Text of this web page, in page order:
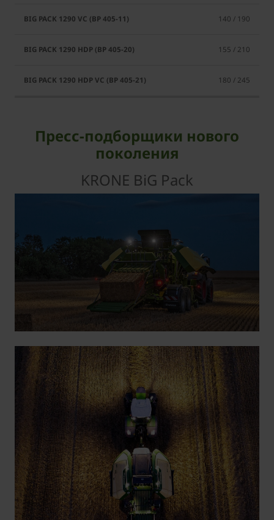
140 / 190
155 / 210
180 / 245
Пресс-подборщики нового
поколения
KRONE BiG Pack